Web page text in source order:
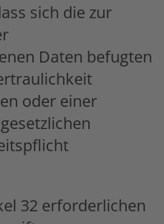
sich die zur
Daten befugten
oder einer
32 erforderlichen